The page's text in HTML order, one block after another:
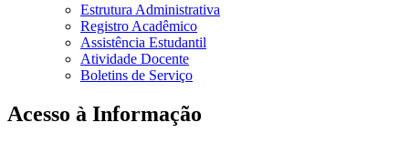
Estrutura Administrativa
Registro Acadêmico
Assistência Estudantil
Atividade Docente
Boletins de Serviço
Acesso à Informação